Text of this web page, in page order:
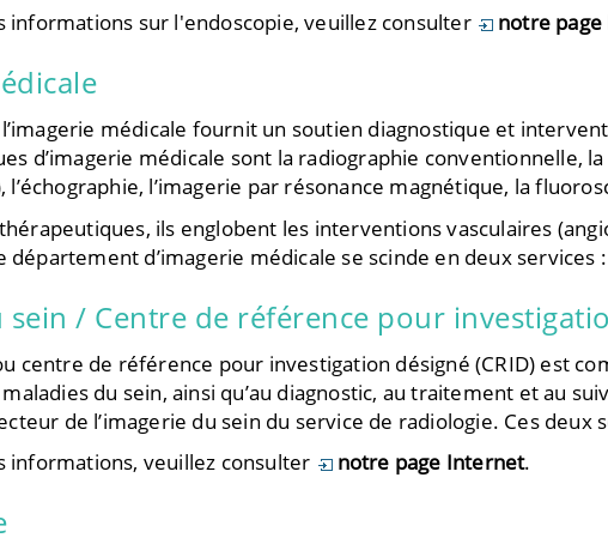
informations sur l'endoscopie, veuillez consulter
notre
médicale fournit un soutien diagnostique et
d’imagerie médicale sont la radiographie conventionnelle,
l’échographie, l’imagerie par résonance magnétique, la
ils englobent les interventions vasculaires
département d’imagerie médicale se scinde en deux
/ Centre de référence pour
centre de référence pour investigation désigné (CRID) est
du sein, ainsi qu’au diagnostic, au traitement et au
de l’imagerie du sein du service de radiologie. Ces
informations, veuillez consulter
notre page Internet.